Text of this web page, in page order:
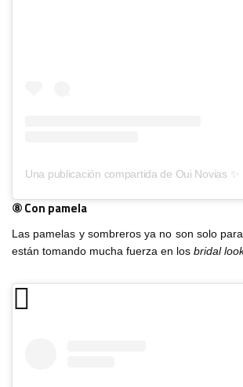
⑧ Con pamela
Las pamelas y sombreros ya no son solo
están tomando mucha fuerza en los bridal